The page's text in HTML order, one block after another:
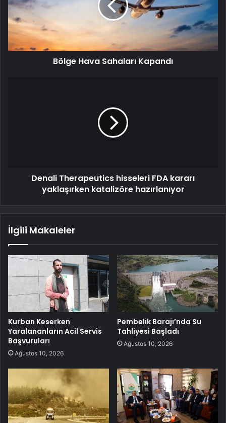
Bölge Hava Sahaları Kapandı
Denali Therapeutics hisseleri FDA kararı
yaklaşırken katalizöre hazırlanıyor
İlgili Makaleler
Kurban Keserken
Yaralananların Acil Servis
Başvuruları
Ağustos 10, 2026
Pembelik Barajı’nda Su
Tahliyesi Başladı
Ağustos 10, 2026